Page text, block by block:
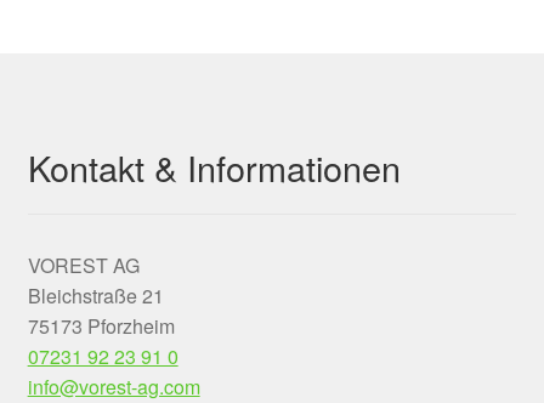
Kontakt & Informationen
VOREST AG
Bleichstraße 21
75173 Pforzheim
07231 92 23 91 0
info@vorest-ag.com